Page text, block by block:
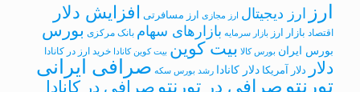
ارز ارز دیجیتال ارز مجازی ارز مسافرتی افزایش دلار
اقتصاد بازار ارز بازار سرمایه بازارهای سهام بانک مرکزی بورس
بورس ایران بورس کالا بیت کوین بیت کوین کانادا خرید ارز در کانادا
دلار دلار آمریکا دلار کانادا رشد بورس سکه صرافی ایرانی
تورنتو صرافی در تورنتو صرافی در کانادا